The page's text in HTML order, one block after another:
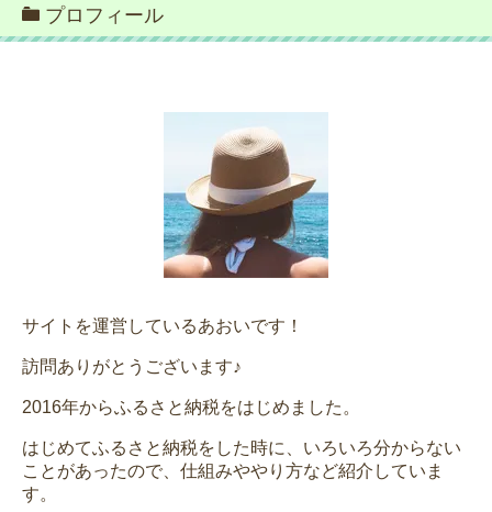
プロフィール
サイトを運営しているあおいです！
訪問ありがとうございます♪
2016年からふるさと納税をはじめました。
はじめてふるさと納税をした時に、いろいろ分からない
ことがあったので、仕組みややり方など紹介していま
す。